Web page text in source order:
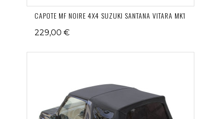
CAPOTE MF NOIRE 4X4 SUZUKI SANTANA VITARA MK1
229,00 €